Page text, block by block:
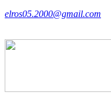
elros05.2000@gmail.com